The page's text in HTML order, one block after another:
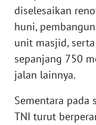
diselesaikan
huni,
unit masjid,
sepanjang 750
jalan lainnya.
Sementara pada
TNI turut
DISCLAIMER
Wahana
News
Regional
SUMUT